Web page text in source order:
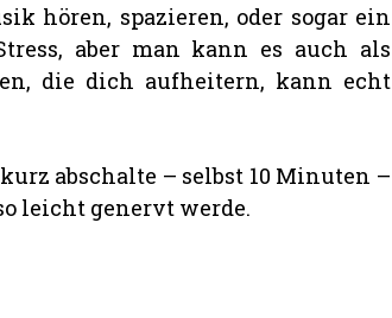
hören, spazieren, oder sogar ein
aber man kann es auch als
die dich aufheitern, kann echt
abschalte – selbst 10 Minuten –
leicht genervt werde.